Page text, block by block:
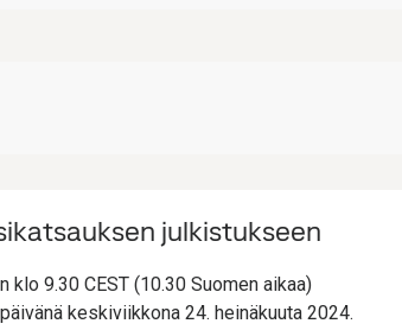
julkistukseen
klo 9.30 CEST (10.30 Suomen aikaa)
keskiviikkona 24. heinäkuuta 2024.